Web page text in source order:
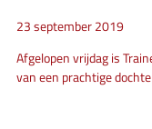
23 september 2019
Afgelopen vrijdag is
van een prachtige